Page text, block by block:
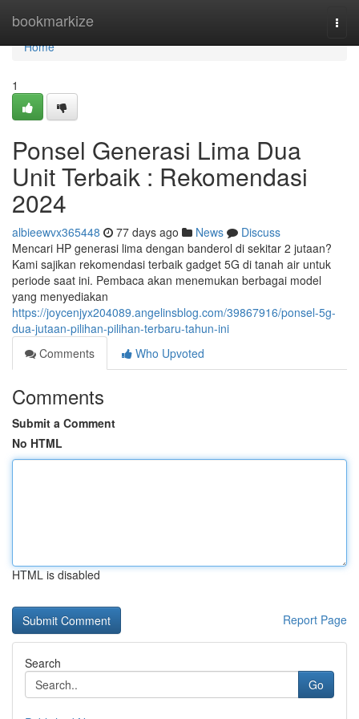
bookmarkize
Home
Home
1
Ponsel Generasi Lima Dua
Unit Terbaik : Rekomendasi
2024
albieewvx365448 77 days ago News
Discuss
Mencari HP generasi lima dengan banderol di sekitar 2 jutaan?
Kami sajikan rekomendasi terbaik gadget 5G di tanah air untuk
periode saat ini. Pembaca akan menemukan berbagai model
yang menyediakan
https://joycenjyx204089.angelinsblog.com/39867916/ponsel-5g-
dua-jutaan-pilihan-pilihan-terbaru-tahun-ini
Comments
Who Upvoted
Comments
Submit a Comment
No HTML
HTML is disabled
Report Page
Search
Go